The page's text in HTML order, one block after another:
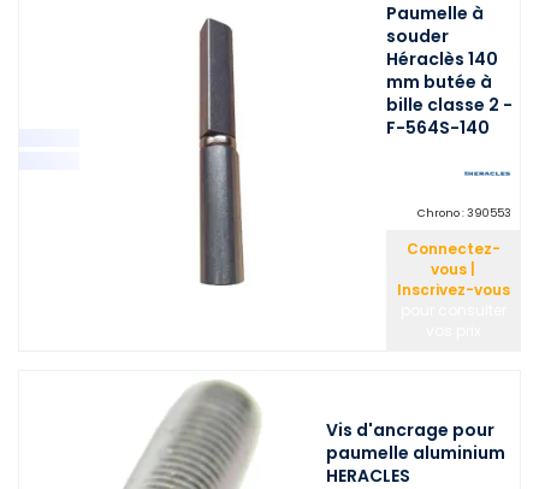
Paumelle à
souder
Héraclès 140
mm butée à
bille classe 2 -
F-564S-140
Chrono : 390553
Connectez-
vous |
Inscrivez-vous
Vis d'ancrage pour
paumelle aluminium
HERACLES